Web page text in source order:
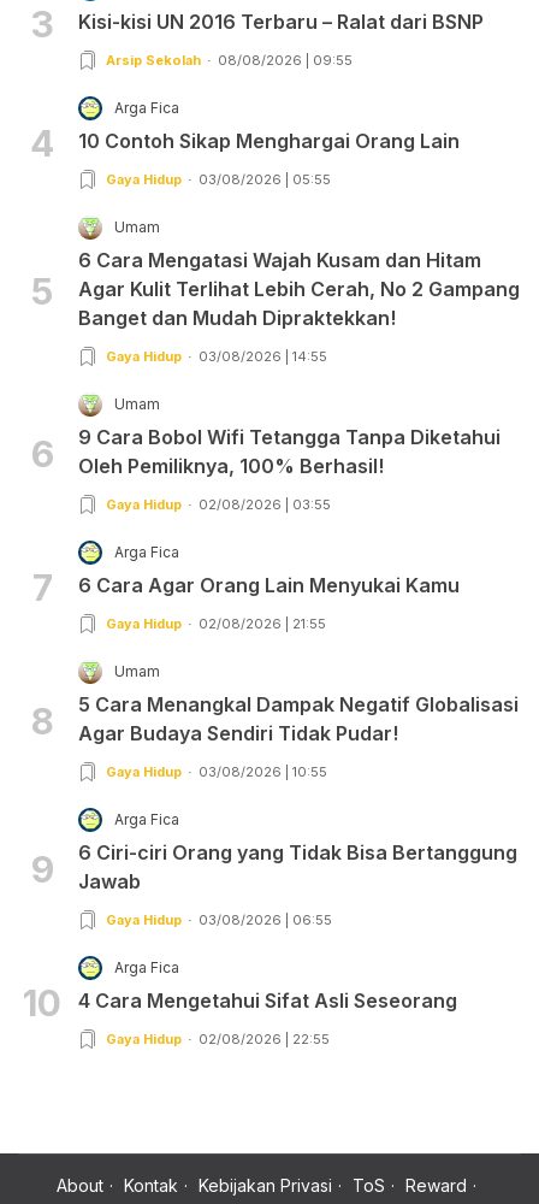
3 Kisi-kisi UN 2016 Terbaru – Ralat dari BSNP
Arsip Sekolah 08/08/2026 | 09:55
4
Arga Fica
10 Contoh Sikap Menghargai Orang Lain
Gaya Hidup 03/08/2026 | 05:55
5
Umam
6 Cara Mengatasi Wajah Kusam dan Hitam
Agar Kulit Terlihat Lebih Cerah, No 2 Gampang
Banget dan Mudah Dipraktekkan!
Gaya Hidup 03/08/2026 | 14:55
6
Umam
9 Cara Bobol Wifi Tetangga Tanpa Diketahui
Oleh Pemiliknya, 100% Berhasil!
Gaya Hidup 02/08/2026 | 03:55
7
Arga Fica
6 Cara Agar Orang Lain Menyukai Kamu
Gaya Hidup 02/08/2026 | 21:55
8
Umam
5 Cara Menangkal Dampak Negatif Globalisasi
Agar Budaya Sendiri Tidak Pudar!
Gaya Hidup 03/08/2026 | 10:55
9
Arga Fica
6 Ciri-ciri Orang yang Tidak Bisa Bertanggung
Jawab
Gaya Hidup 03/08/2026 | 06:55
10
Arga Fica
4 Cara Mengetahui Sifat Asli Seseorang
Gaya Hidup 02/08/2026 | 22:55
About Kontak Kebijakan Privasi ToS
Reward